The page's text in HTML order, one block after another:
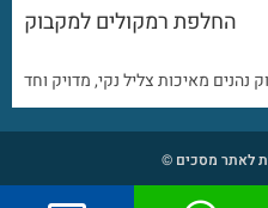
החלפת רמקולים למקבוק
לאתר מסכים ©